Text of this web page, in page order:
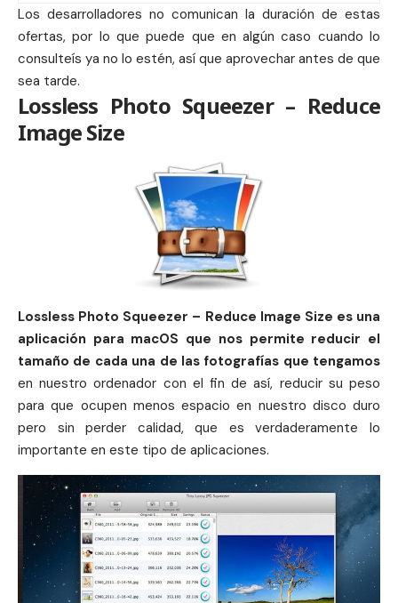
Los desarrolladores no comunican la duración de estas
ofertas, por lo que puede que en algún caso cuando lo
consulteís ya no lo estén, así que aprovechar antes de que
sea tarde.
Lossless Photo Squeezer – Reduce
Image Size
Lossless Photo Squeezer – Reduce Image Size es una
aplicación para macOS que nos permite reducir el
tamaño de cada una de las fotografías que tengamos
en nuestro ordenador con el fin de así, reducir su peso
para que ocupen menos espacio en nuestro disco duro
pero sin perder calidad, que es verdaderamente lo
importante en este tipo de aplicaciones.